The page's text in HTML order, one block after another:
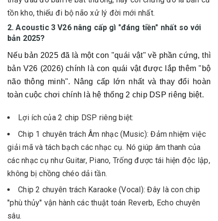
tồn kho, thiếu đi bộ não xử lý đời mới nhất.
2. Acoustic 3 V26 nâng cấp gì "đáng tiền" nhất so với
bản 2025?
Nếu bản 2025 đã là một con "quái vật" về phần cứng, thì
bản V26 (2026) chính là con quái vật được lắp thêm "bộ
não thông minh". Nâng cấp lớn nhất và thay đổi hoàn
toàn cuộc chơi chính là hệ thống 2 chip DSP riêng biệt.
Lợi ích của 2 chip DSP riêng biệt:
Chip 1 chuyên trách Âm nhạc (Music): Đảm nhiệm việc
giải mã và tách bạch các nhạc cụ. Nó giúp âm thanh của
các nhạc cụ như Guitar, Piano, Trống được tái hiện độc lập,
không bị chồng chéo dải tần.
Chip 2 chuyên trách Karaoke (Vocal): Đây là con chip
"phù thủy" vận hành các thuật toán Reverb, Echo chuyên
sâu.